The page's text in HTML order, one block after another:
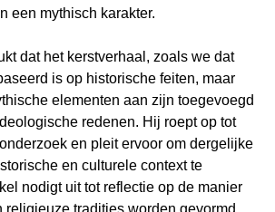
een mythisch karakter.
dat het kerstverhaal, zoals we dat
is op historische feiten, maar
elementen aan zijn toegevoegd
redenen. Hij roept op tot
en pleit ervoor om dergelijke
en culturele context te
nodigt uit tot reflectie op de manier
religieuze tradities worden gevormd